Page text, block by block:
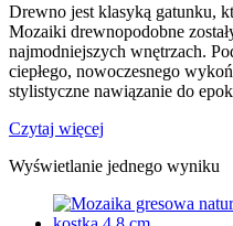
Drewno jest klasyką gatunku,
Mozaiki drewnopodobne
najmodniejszych wnętrzach.
ciepłego, nowoczesnego
stylistyczne nawiązanie do
Czytaj więcej
Wyświetlanie jednego wyniku